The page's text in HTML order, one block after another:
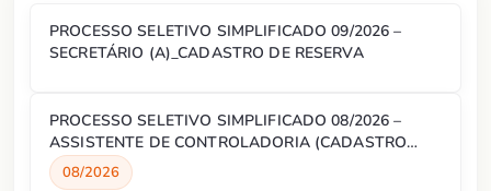
PROCESSO SELETIVO SIMPLIFICADO 09/2026 –
SECRETÁRIO (A)_CADASTRO DE RESERVA
PROCESSO SELETIVO SIMPLIFICADO 08/2026 –
ASSISTENTE DE CONTROLADORIA (CADASTRO
RESERVA)
08/2026